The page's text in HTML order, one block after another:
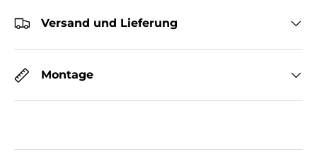
Versand und Lieferung
Montage